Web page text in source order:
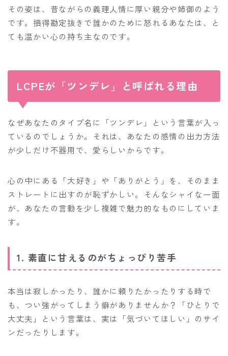
その姿は、昔ながらの義理人情に厚い親分や姉御のよう
です。損得勘定抜きで誰かのために怒れるあなたは、と
ても温かい心の持ち主なのです。
LCPEが「ツンデレ」と呼ばれる理由
なぜあなたのタイプ名に「ツンデレ」という言葉が入っ
ているのでしょうか。それは、あなたの感情の出力方法
が少しだけ不器用で、愛らしいからです。
心の中にある「大好き」や「ありがとう」を、そのまま
ストレートに出すのが恥ずかしい。そんなシャイな一面
が、あなたの言動を少し複雑で魅力的なものにしていま
す。
1. 素直に甘えるのがちょっぴり苦手
本当は寂しかったり、誰かに頼りたかったりする時で
も、つい強がってしまう癖がありませんか？「ひとりで
大丈夫」という言葉は、実は「気づいてほしい」のサイ
ンだったりします。